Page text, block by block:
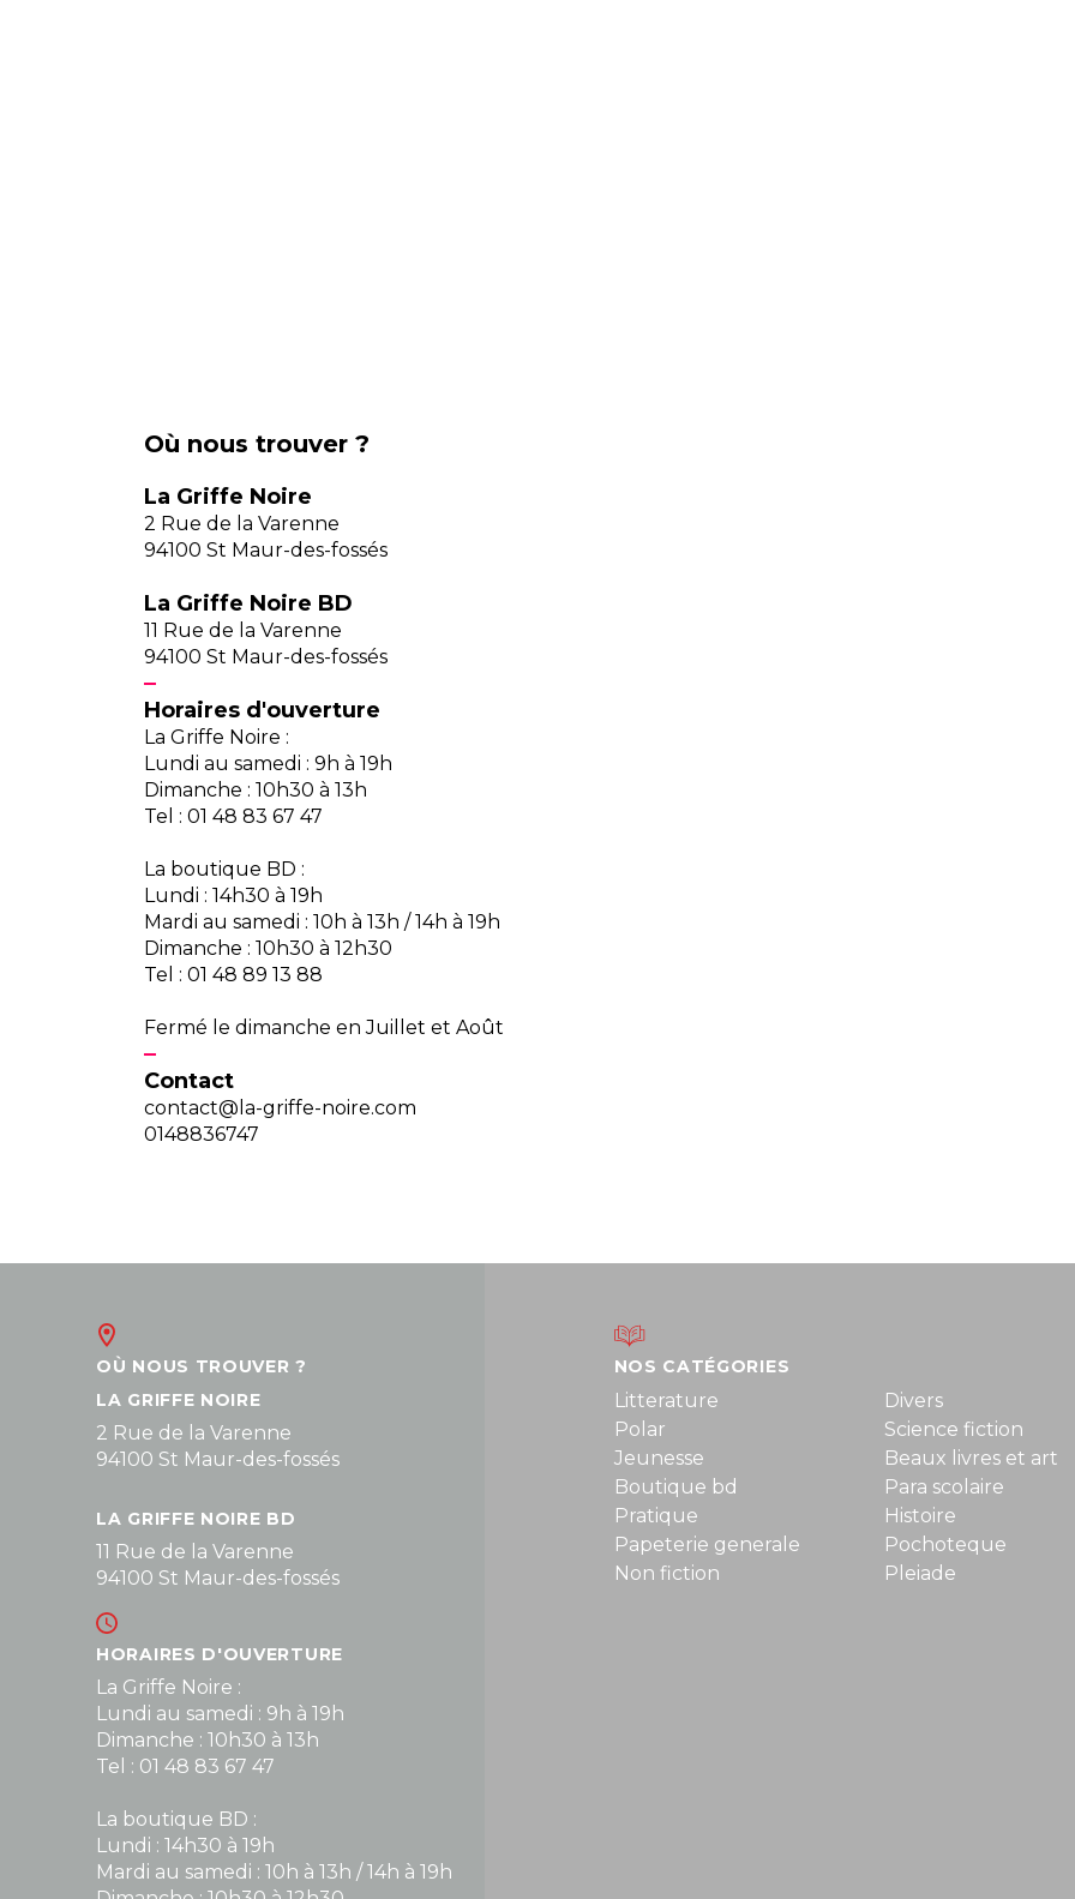
Où nous trouver ?
La Griffe Noire
2 Rue de la Varenne
94100 St Maur-des-fossés
La Griffe Noire BD
11 Rue de la Varenne
94100 St Maur-des-fossés
Horaires d'ouverture
La Griffe Noire :
Lundi au samedi : 9h à 19h
Dimanche : 10h30 à 13h
Tel : 01 48 83 67 47
La boutique BD :
Lundi : 14h30 à 19h
Mardi au samedi : 10h à 13h / 14h à 19h
Dimanche : 10h30 à 12h30
Tel : 01 48 89 13 88
Fermé le dimanche en Juillet et Août
Contact
contact@la-griffe-noire.com
0148836747
OÙ NOUS TROUVER ?
LA GRIFFE NOIRE
2 Rue de la Varenne
94100 St Maur-des-fossés
LA GRIFFE NOIRE BD
11 Rue de la Varenne
94100 St Maur-des-fossés
HORAIRES D'OUVERTURE
La Griffe Noire :
Lundi au samedi : 9h à 19h
Dimanche : 10h30 à 13h
Tel : 01 48 83 67 47
La boutique BD :
Lundi : 14h30 à 19h
Mardi au samedi : 10h à 13h / 14h à 19h
NOS CATÉGORIES
Litterature
Polar
Jeunesse
Boutique bd
Pratique
Papeterie generale
Non fiction
Divers
Science fiction
Beaux livres et art
Para scolaire
Histoire
Pochoteque
Pleiade